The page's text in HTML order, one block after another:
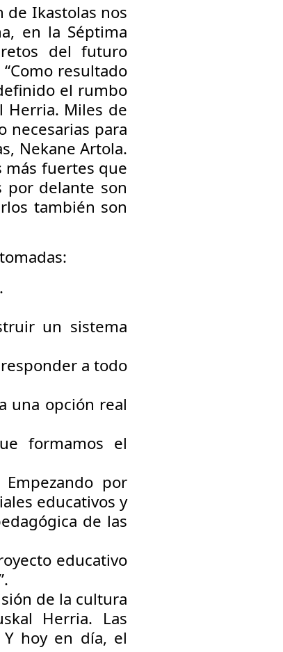
de Ikastolas nos
en la Séptima
del futuro
resultado
el rumbo
Herria. Miles de
necesarias para
Nekane Artola.
más fuertes que
por delante son
también son
un sistema
a todo
una opción real
formamos el
por
educativos y
de las
educativo
de la cultura
Herria. Las
hoy en día, el